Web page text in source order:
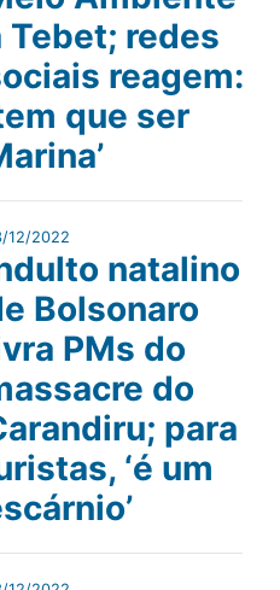
Tebet; redes
reagem:
que ser
12/2022
natalino
Bolsonaro
PMs do
do
para
‘é um